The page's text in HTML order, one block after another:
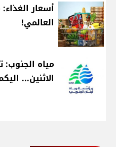
أسعار
العالمي!
مياه
الاثنين...